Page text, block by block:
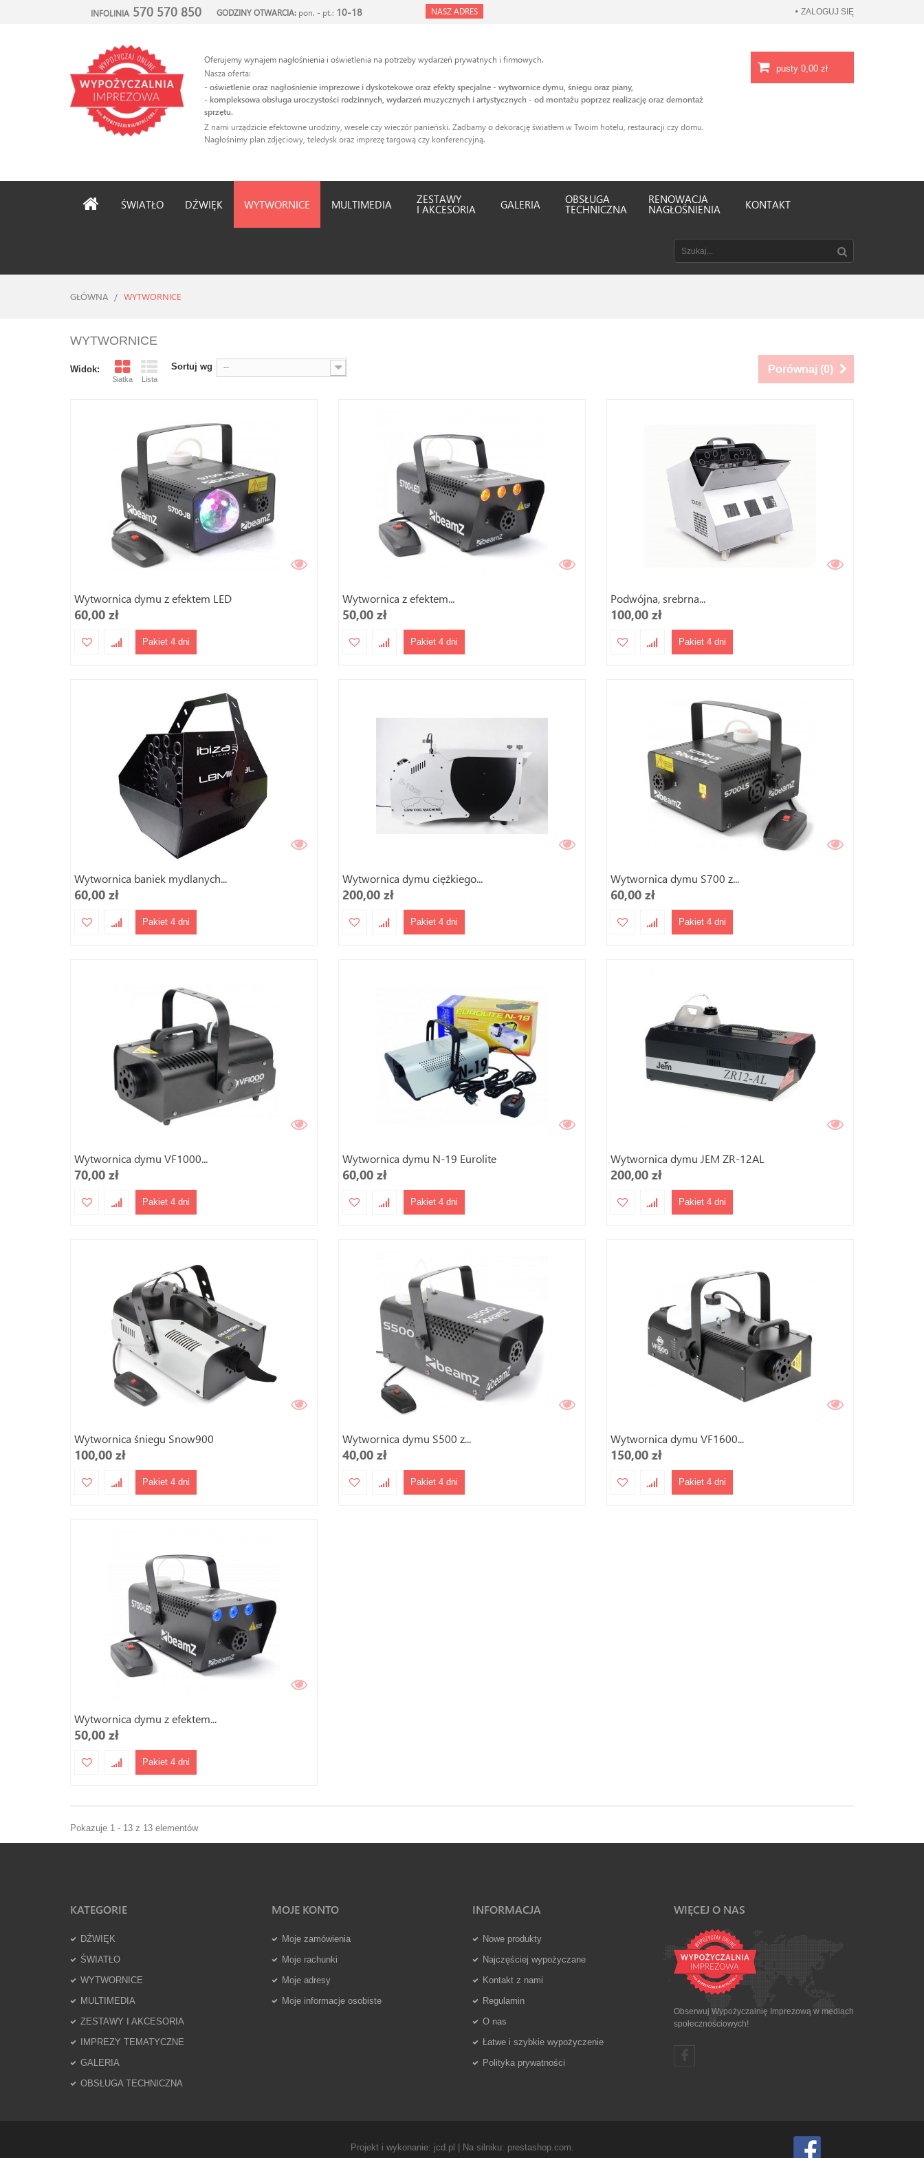
INFOLINIA 570 570 850 GODZINY OTWARCIA: pon. - pt.: 10-18 NASZ ADRES ZALOGUJ SIĘ
Oferujemy wynajem nagłośnienia i oświetlenia na potrzeby wydarzeń prywatnych i firmowych.
Nasza oferta:
- oświetlenie oraz nagłośnienie imprezowe i dyskotekowe oraz efekty specjalne - wytwornice dymu, śniegu oraz piany,
- kompleksowa obsługa uroczystości rodzinnych, wydarzeń muzycznych i artystycznych - od montażu poprzez realizację oraz demontaż
sprzętu.
Z nami urządzicie efektowne urodziny, wesele czy wieczór panieński. Zadbamy o dekorację światłem w Twoim hotelu, restauracji czy domu.
Nagłośnimy plan zdjęciowy, teledysk oraz imprezę targową czy konferencyjną.
pusty 0,00 zł
ŚWIATŁO DŹWIĘK WYTWORNICE MULTIMEDIA ZESTAWY
I AKCESORIA GALERIA OBSŁUGA
TECHNICZNA
RENOWACJA
NAGŁOŚNIENIA KONTAKT
GŁÓWNA / WYTWORNICE
WYTWORNICE
Widok:
Siatka Lista
Sortuj wg -- Porównaj (0)
Wytwornica dymu z efektem LED
60,00 zł
Pakiet 4 dni
Wytwornica z efektem...
50,00 zł
Pakiet 4 dni
Podwójna, srebrna...
100,00 zł
Pakiet 4 dni
Wytwornica baniek mydlanych...
60,00 zł
Pakiet 4 dni
Wytwornica dymu ciężkiego...
200,00 zł
Pakiet 4 dni
Wytwornica dymu S700 z...
60,00 zł
Pakiet 4 dni
Wytwornica dymu VF1000...
70,00 zł
Pakiet 4 dni
Wytwornica dymu N-19 Eurolite
60,00 zł
Pakiet 4 dni
Wytwornica dymu JEM ZR-12AL
200,00 zł
Pakiet 4 dni
Wytwornica śniegu Snow900
100,00 zł
Pakiet 4 dni
Wytwornica dymu S500 z...
40,00 zł
Pakiet 4 dni
Wytwornica dymu VF1600...
150,00 zł
Pakiet 4 dni
Wytwornica dymu z efektem...
50,00 zł
Pakiet 4 dni
Pokazuje 1 - 13 z 13 elementów
KATEGORIE
DŹWIĘK
ŚWIATŁO
WYTWORNICE
MULTIMEDIA
ZESTAWY I AKCESORIA
IMPREZY TEMATYCZNE
GALERIA
OBSŁUGA TECHNICZNA
MOJE KONTO
Moje zamówienia
Moje rachunki
Moje adresy
Moje informacje osobiste
INFORMACJA
Nowe produkty
Najczęściej wypożyczane
Kontakt z nami
Regulamin
O nas
Łatwe i szybkie wypożyczenie
Polityka prywatności
WIĘCEJ O NAS
Obserwuj Wypożyczalnię Imprezową w mediach
społecznościowych!
Projekt i wykonanie: jcd.pl | Na silniku: prestashop.com.